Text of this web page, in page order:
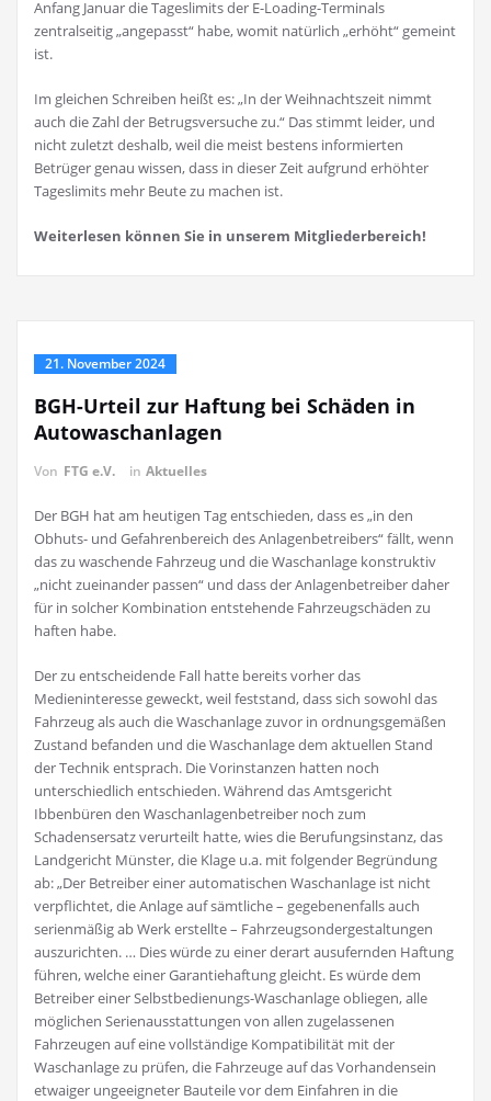
Anfang Januar die Tageslimits der E-Loading-Terminals
zentralseitig „angepasst“ habe, womit natürlich „erhöht“ gemeint
ist.
Im gleichen Schreiben heißt es: „In der Weihnachtszeit nimmt
auch die Zahl der Betrugsversuche zu.“ Das stimmt leider, und
nicht zuletzt deshalb, weil die meist bestens informierten
Betrüger genau wissen, dass in dieser Zeit aufgrund erhöhter
Tageslimits mehr Beute zu machen ist.
Weiterlesen können Sie in unserem Mitgliederbereich!
21. November 2024
BGH-Urteil zur Haftung bei Schäden in
Autowaschanlagen
Von FTG e.V. in Aktuelles
Der BGH hat am heutigen Tag entschieden, dass es „in den
Obhuts- und Gefahrenbereich des Anlagenbetreibers“ fällt, wenn
das zu waschende Fahrzeug und die Waschanlage konstruktiv
„nicht zueinander passen“ und dass der Anlagenbetreiber daher
für in solcher Kombination entstehende Fahrzeugschäden zu
haften habe.
Der zu entscheidende Fall hatte bereits vorher das
Medieninteresse geweckt, weil feststand, dass sich sowohl das
Fahrzeug als auch die Waschanlage zuvor in ordnungsgemäßen
Zustand befanden und die Waschanlage dem aktuellen Stand
der Technik entsprach. Die Vorinstanzen hatten noch
unterschiedlich entschieden. Während das Amtsgericht
Ibbenbüren den Waschanlagenbetreiber noch zum
Schadensersatz verurteilt hatte, wies die Berufungsinstanz, das
Landgericht Münster, die Klage u.a. mit folgender Begründung
ab: „Der Betreiber einer automatischen Waschanlage ist nicht
verpflichtet, die Anlage auf sämtliche – gegebenenfalls auch
serienmäßig ab Werk erstellte – Fahrzeugsondergestaltungen
auszurichten. … Dies würde zu einer derart ausufernden Haftung
führen, welche einer Garantiehaftung gleicht. Es würde dem
Betreiber einer Selbstbedienungs-Waschanlage obliegen, alle
möglichen Serienausstattungen von allen zugelassenen
Fahrzeugen auf eine vollständige Kompatibilität mit der
Waschanlage zu prüfen, die Fahrzeuge auf das Vorhandensein
etwaiger ungeeigneter Bauteile vor dem Einfahren in die